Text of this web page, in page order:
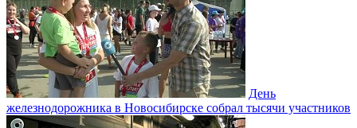
День
железнодорожника в Новосибирске собрал тысячи участников